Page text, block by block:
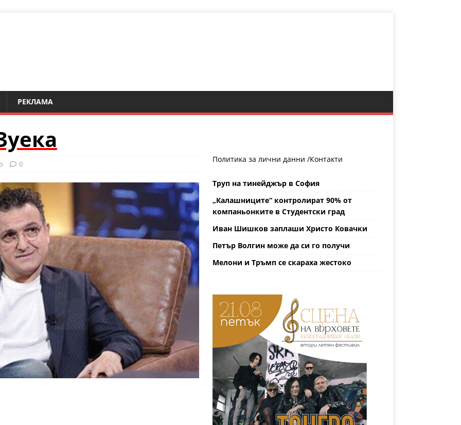
РЕКЛАМА
0 Политика за лични данни /Контакти
Труп на тинейджър в София
„Калашниците“ контролират 90% от
компаньонките в Студентски град
Иван Шишков заплаши Христо Ковачки
Петър Волгин може да си го получи
Мелони и Тръмп се скараха жестоко